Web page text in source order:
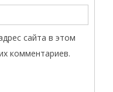
сайта в этом
комментариев.